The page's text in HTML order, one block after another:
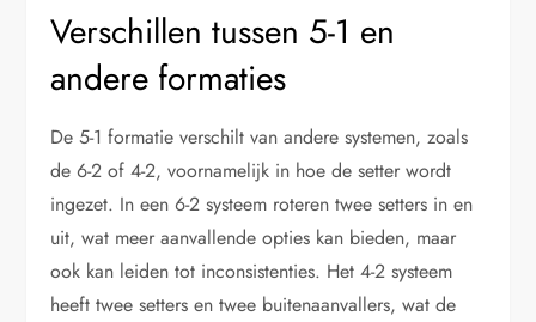
Verschillen tussen 5-1 en
andere formaties
De 5-1 formatie verschilt van andere systemen, zoals
de 6-2 of 4-2, voornamelijk in hoe de setter wordt
ingezet. In een 6-2 systeem roteren twee setters in en
uit, wat meer aanvallende opties kan bieden, maar
ook kan leiden tot inconsistenties. Het 4-2 systeem
heeft twee setters en twee buitenaanvallers, wat de